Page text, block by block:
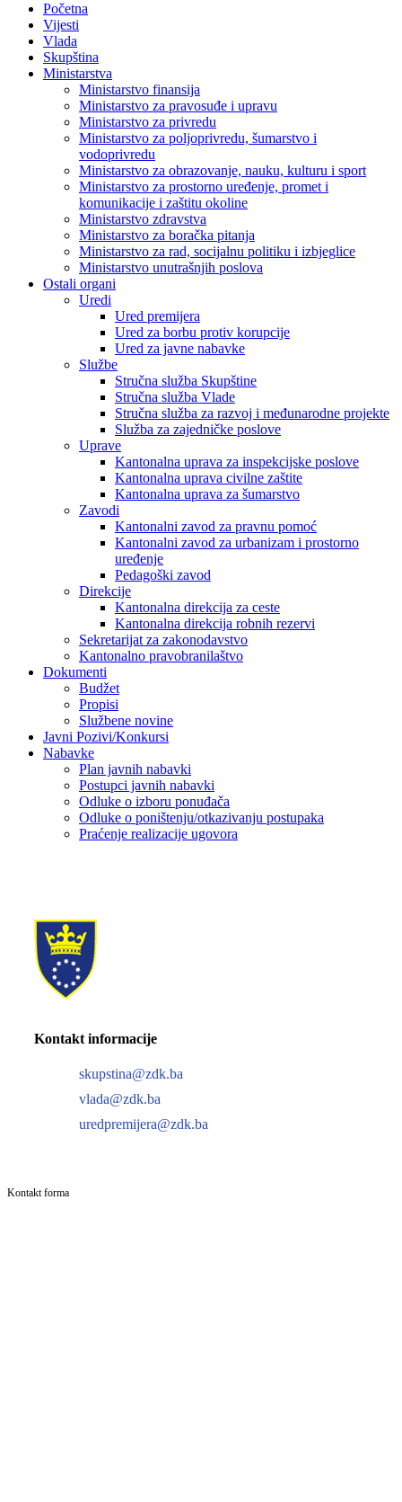
Početna
Vijesti
Vlada
Skupština
Ministarstva
Ministarstvo finansija
Ministarstvo za pravosuđe i upravu
Ministarstvo za privredu
Ministarstvo za poljoprivredu, šumarstvo i
vodoprivredu
Ministarstvo za obrazovanje, nauku, kulturu i sport
Ministarstvo za prostorno uređenje, promet i
komunikacije i zaštitu okoline
Ministarstvo zdravstva
Ministarstvo za boračka pitanja
Ministarstvo za rad, socijalnu politiku i izbjeglice
Ministarstvo unutrašnjih poslova
Ostali organi
Uredi
Ured premijera
Ured za borbu protiv korupcije
Ured za javne nabavke
Službe
Stručna služba Skupštine
Stručna služba Vlade
Stručna služba za razvoj i međunarodne projekte
Služba za zajedničke poslove
Uprave
Kantonalna uprava za inspekcijske poslove
Kantonalna uprava civilne zaštite
Kantonalna uprava za šumarstvo
Zavodi
Kantonalni zavod za pravnu pomoć
Kantonalni zavod za urbanizam i prostorno
uređenje
Pedagoški zavod
Direkcije
Kantonalna direkcija za ceste
Kantonalna direkcija robnih rezervi
Sekretarijat za zakonodavstvo
Kantonalno pravobranilaštvo
Dokumenti
Budžet
Propisi
Službene novine
Javni Pozivi/Konkursi
Nabavke
Plan javnih nabavki
Postupci javnih nabavki
Odluke o izboru ponuđača
Odluke o poništenju/otkazivanju postupaka
Praćenje realizacije ugovora
Kontakt informacije
skupstina@zdk.ba
vlada@zdk.ba
uredpremijera@zdk.ba
Kontakt forma